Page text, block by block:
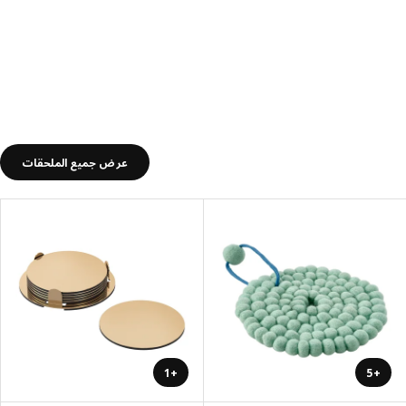
عرض جميع الملحقات
+5
+1